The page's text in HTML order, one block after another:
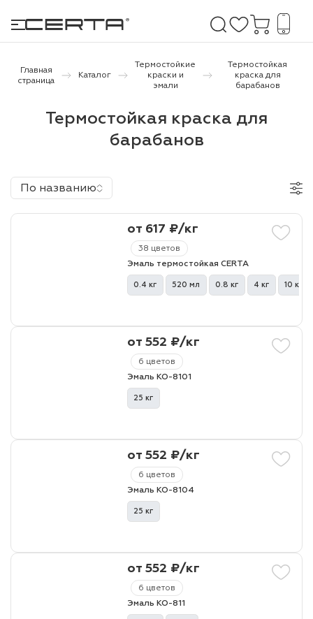
бетону,
Главная
страница
Каталог
Термостойкие
краски и
эмали
Термостойкая
краска для
барабанов
Термостойкая краска для
барабанов
По названию
38 цветов
от 617 ₽/кг
Эмаль термостойкая CERTA
0.4 кг 520 мл 0.8 кг 4 кг 10 кг
6 цветов
от 552 ₽/кг
Эмаль КО-8101
25 кг
6 цветов
от 552 ₽/кг
Эмаль КО-8104
25 кг
6 цветов
от 552 ₽/кг
Эмаль КО-811